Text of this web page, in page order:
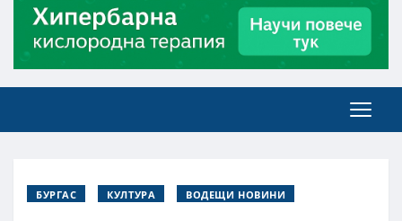
БУРГАС КУЛТУРА ВОДЕЩИ НОВИНИ